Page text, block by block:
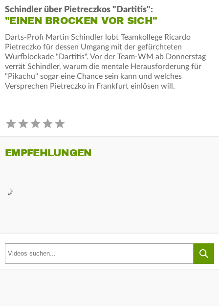
Schindler über Pietreczkos "Dartitis":
"EINEN BROCKEN VOR SICH"
Darts-Profi Martin Schindler lobt Teamkollege Ricardo
Pietreczko für dessen Umgang mit der gefürchteten
Wurfblockade "Dartitis". Vor der Team-WM ab Donnerstag
verrät Schindler, warum die mentale Herausforderung für
"Pikachu" sogar eine Chance sein kann und welches
Versprechen Pietreczko in Frankfurt einlösen will.
EMPFEHLUNGEN